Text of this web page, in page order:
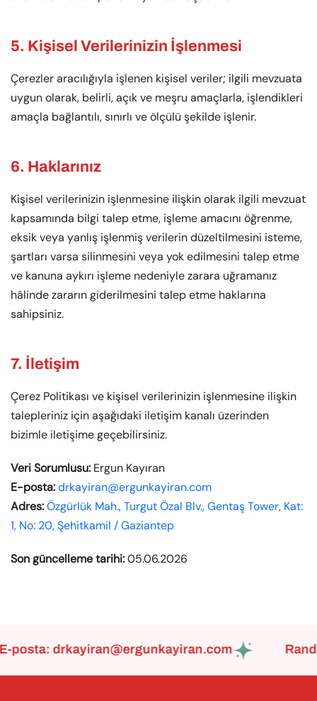
5. Kişisel Verilerinizin İşlenmesi
Çerezler aracılığıyla işlenen kişisel veriler; ilgili mevzuata
uygun olarak, belirli, açık ve meşru amaçlarla, işlendikleri
amaçla bağlantılı, sınırlı ve ölçülü şekilde işlenir.
6. Haklarınız
Kişisel verilerinizin işlenmesine ilişkin olarak ilgili mevzuat
kapsamında bilgi talep etme, işleme amacını öğrenme,
eksik veya yanlış işlenmiş verilerin düzeltilmesini isteme,
şartları varsa silinmesini veya yok edilmesini talep etme
ve kanuna aykırı işleme nedeniyle zarara uğramanız
hâlinde zararın giderilmesini talep etme haklarına
sahipsiniz.
7. İletişim
Çerez Politikası ve kişisel verilerinizin işlenmesine ilişkin
talepleriniz için aşağıdaki iletişim kanalı üzerinden
bizimle iletişime geçebilirsiniz.
Veri Sorumlusu: Ergun Kayıran
E-posta:drkayiran@ergunkayiran.com
Adres:Özgürlük Mah., Turgut Özal Blv., Gentaş Tower, Kat:
1, No: 20, Şehitkamil / Gaziantep
Son güncelleme tarihi:05.06.2026
drkayiran@ergunkayiran.com